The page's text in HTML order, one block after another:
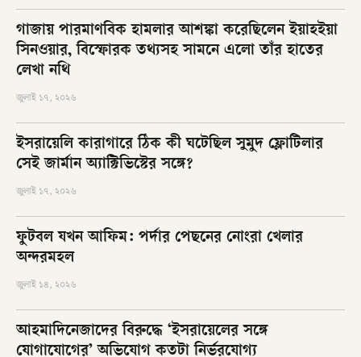
গাজায় পারমাণবিক হামলার আশঙ্কা করেছিলেন ইয়াহইয়া
সিনওয়ার, বিস্ফোরক তথ্যসহ সামনে এলো তাঁর হাতের
লেখা নথি
জুলাই ১৭, ২০২৬
ইসরায়েলি কারাগারে ঠিক কী ঘটেছিল সুমুদ ফ্লোটিলার
সেই জার্মান অ্যাক্টিভিস্টের সঙ্গে?
জুলাই ১৭, ২০২৬
ফুটবল যখন আফিম: পর্দার পেছনের নোংরা খেলার
অন্দরমহল
জুলাই ১৪, ২০২৬
আহমাদিনেজাদের বিরুদ্ধে ‘ইসরায়েলের সঙ্গে
যোগাযোগের’ অভিযোগ কতটা নির্ভরযোগ্য